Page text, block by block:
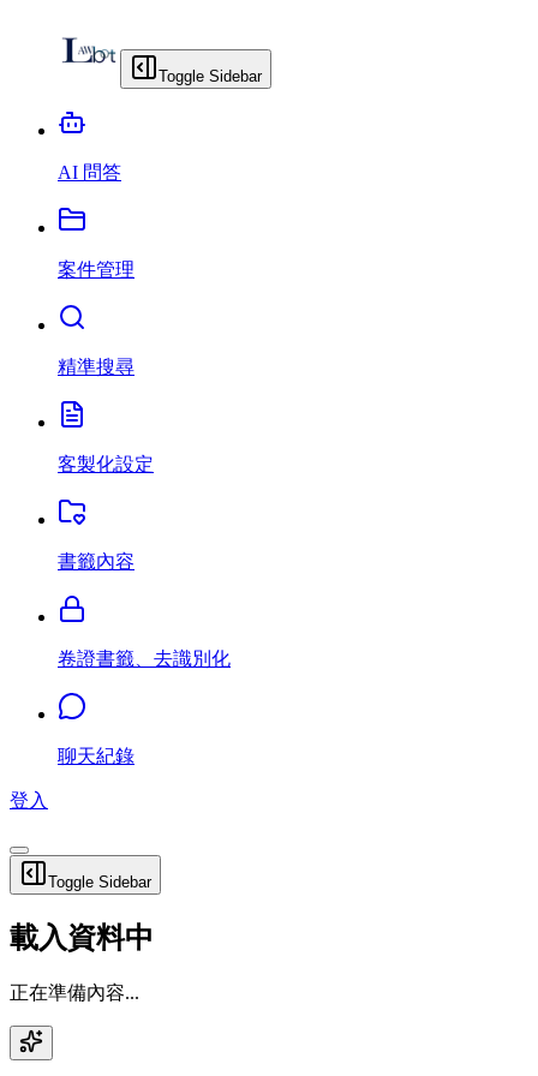
Toggle Sidebar
AI 問答
案件管理
精準搜尋
客製化設定
書籤內容
卷證書籤、去識別化
聊天紀錄
登入
Toggle Sidebar
載入資料中
正在準備內容...